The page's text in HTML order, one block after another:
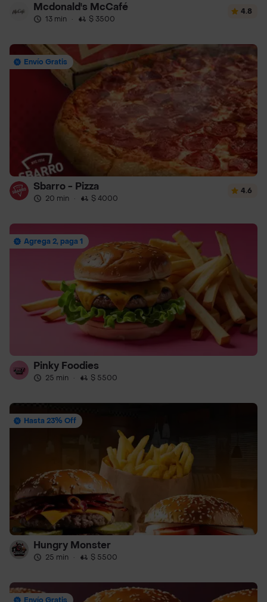
Mcdonald's McCafé
13 min · $ 3500
4.8
Envío Gratis
Sbarro - Pizza
20 min · $ 4000
4.6
Agrega 2, paga 1
Pinky Foodies
25 min · $ 5500
Hasta 23% Off
Hungry Monster
25 min · $ 5500